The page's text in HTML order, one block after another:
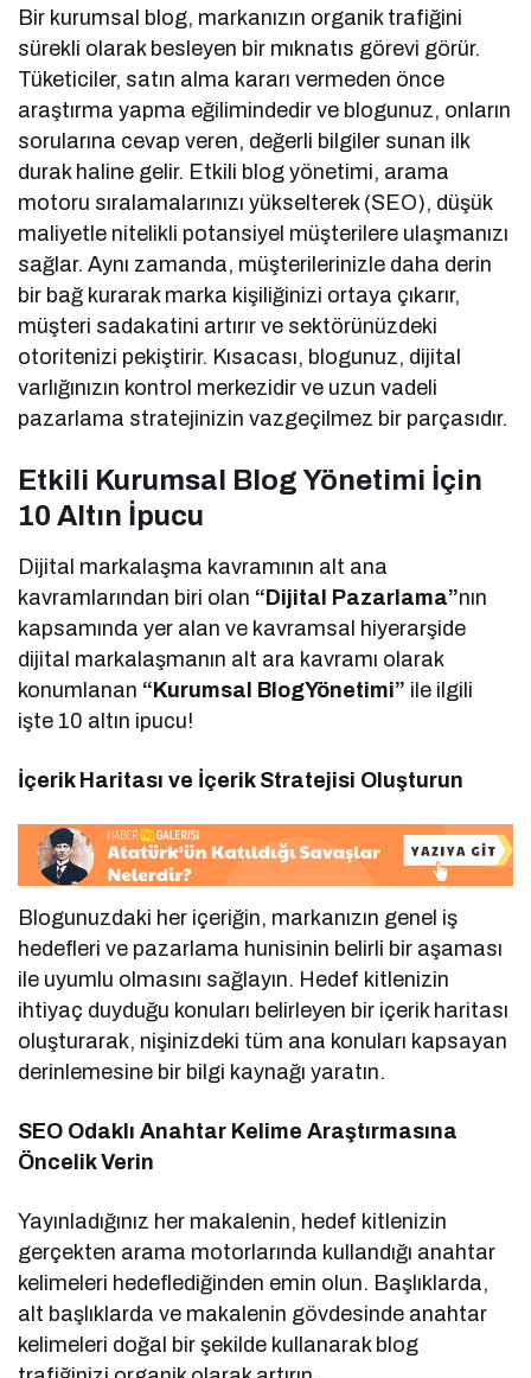
Bir kurumsal blog, markanızın organik trafiğini
sürekli olarak besleyen bir mıknatıs görevi görür.
Tüketiciler, satın alma kararı vermeden önce
araştırma yapma eğilimindedir ve blogunuz, onların
sorularına cevap veren, değerli bilgiler sunan ilk
durak haline gelir. Etkili blog yönetimi, arama
motoru sıralamalarınızı yükselterek (SEO), düşük
maliyetle nitelikli potansiyel müşterilere ulaşmanızı
sağlar. Aynı zamanda, müşterilerinizle daha derin
bir bağ kurarak marka kişiliğinizi ortaya çıkarır,
müşteri sadakatini artırır ve sektörünüzdeki
otoritenizi pekiştirir. Kısacası, blogunuz, dijital
varlığınızın kontrol merkezidir ve uzun vadeli
pazarlama stratejinizin vazgeçilmez bir parçasıdır.
Etkili Kurumsal Blog Yönetimi İçin
10 Altın İpucu
Dijital markalaşma kavramının alt ana
kavramlarından biri olan “Dijital Pazarlama”nın
kapsamında yer alan ve kavramsal hiyerarşide
dijital markalaşmanın alt ara kavramı olarak
konumlanan “Kurumsal BlogYönetimi” ile ilgili
işte 10 altın ipucu!
İçerik Haritası ve İçerik Stratejisi Oluşturun
Blogunuzdaki her içeriğin, markanızın genel iş
hedefleri ve pazarlama hunisinin belirli bir aşaması
ile uyumlu olmasını sağlayın. Hedef kitlenizin
ihtiyaç duyduğu konuları belirleyen bir içerik haritası
oluşturarak, nişinizdeki tüm ana konuları kapsayan
derinlemesine bir bilgi kaynağı yaratın.
SEO Odaklı Anahtar Kelime Araştırmasına
Öncelik Verin
Yayınladığınız her makalenin, hedef kitlenizin
gerçekten arama motorlarında kullandığı anahtar
kelimeleri hedeflediğinden emin olun. Başlıklarda,
alt başlıklarda ve makalenin gövdesinde anahtar
kelimeleri doğal bir şekilde kullanarak blog